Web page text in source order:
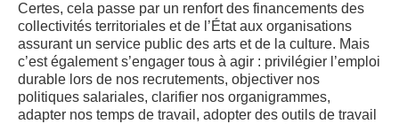
Certes, cela passe par un renfort des financements des
collectivités territoriales et de l’État aux organisations
assurant un service public des arts et de la culture. Mais
c’est également s’engager tous à agir : privilégier l’emploi
durable lors de nos recrutements, objectiver nos
politiques salariales, clarifier nos organigrammes,
adapter nos temps de travail, adopter des outils de travail